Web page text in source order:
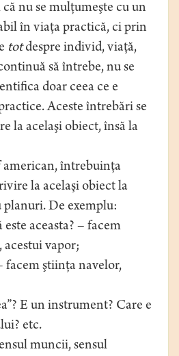
nu se mulţumeşte cu un
în viaţa practică, ci prin
totdespre individ, viaţă,
să întrebe, nu se
doar ceea ce e
Aceste întrebări se
la acelaşi obiect, însă la
american, întrebuinţa
la acelaşi obiect la
De exemplu:
aceasta? – facem
acestui vapor;
facem ştiinţa navelor,
E un instrument? Care e
etc.
muncii, sensul